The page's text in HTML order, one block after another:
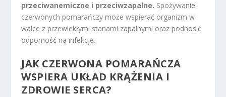
przeciwanemiczne i przeciwzapalne. Spożywanie
czerwonych pomarańczy może wspierać organizm w
walce z przewlekłymi stanami zapalnymi oraz podnosić
odporność na infekcje.
JAK CZERWONA POMARAŃCZA
WSPIERA UKŁAD KRĄŻENIA I
ZDROWIE SERCA?